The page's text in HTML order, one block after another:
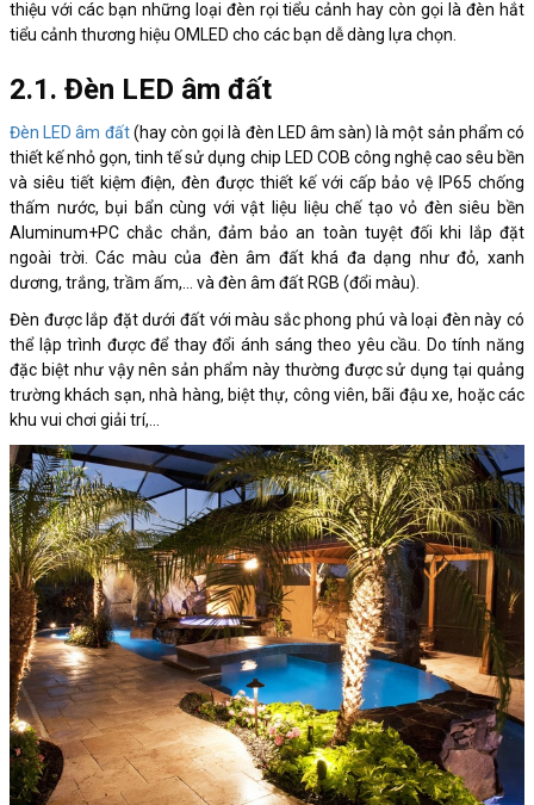
thiệu với các bạn những loại đèn rọi tiểu cảnh hay còn gọi là đèn hắt
tiểu cảnh thương hiệu OMLED cho các bạn dễ dàng lựa chọn.
2.1. Đèn LED âm đất
Đèn LED âm đất(hay còn gọi là đèn LED âm sàn) là một sản phẩm có
thiết kế nhỏ gọn, tinh tế sử dụng chip LED COB công nghệ cao sêu bền
và siêu tiết kiệm điện, đèn được thiết kế với cấp bảo vệ IP65 chống
thấm nước, bụi bẩn cùng với vật liệu liệu chế tạo vỏ đèn siêu bền
Aluminum+PC chắc chắn, đảm bảo an toàn tuyệt đối khi lắp đặt
ngoài trời. Các màu của đèn âm đất khá đa dạng như đỏ, xanh
dương, trắng, trầm ấm,… và đèn âm đất RGB (đổi màu).
Đèn được lắp đặt dưới đất với màu sắc phong phú và loại đèn này có
thể lập trình được để thay đổi ánh sáng theo yêu cầu. Do tính năng
đặc biệt như vậy nên sản phẩm này thường được sử dụng tại quảng
trường khách sạn, nhà hàng, biệt thự, công viên, bãi đậu xe, hoặc các
khu vui chơi giải trí,…